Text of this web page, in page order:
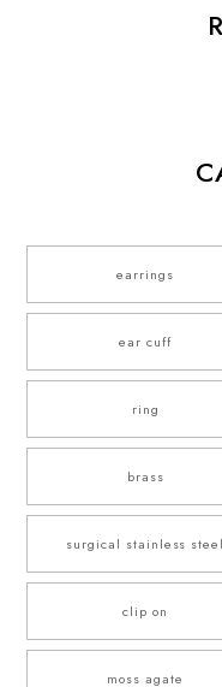
earrings
ear cuff
ring
brass
surgical stainless steel
clip on
moss agate